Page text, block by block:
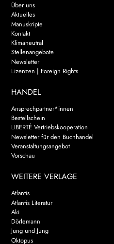
Über uns
Aktuelles
Manuskripte
Kontakt
Klimaneutral
Stellenangebote
Newsletter
Lizenzen | Foreign Rights
HANDEL
Ansprechpartner*innen
Bestellschein
LIBERTÉ Vertriebskooperation
Newsletter für den Buchhandel
Veranstaltungsangebot
Vorschau
WEITERE VERLAGE
Atlantis
Atlantis Literatur
Aki
Dörlemann
Jung und Jung
Oktopus